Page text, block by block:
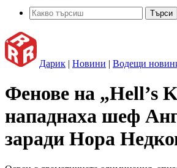
Дарик | Новини | Водещи
Фенове на „Hell’s
нападнаха шеф
заради Нора